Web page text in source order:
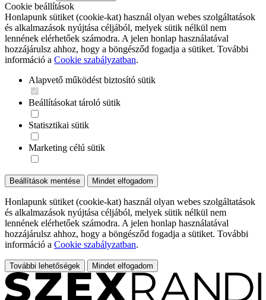
Cookie beállítások
Honlapunk sütiket (cookie-kat) használ olyan webes szolgáltatások
és alkalmazások nyújtása céljából, melyek sütik nélkül nem
lennének elérhetőek számodra. A jelen honlap használatával
hozzájárulsz ahhoz, hogy a böngésződ fogadja a sütiket. További
információ a Cookie szabályzatban.
Alapvető működést biztosító sütik
Beállításokat tároló sütik
Statisztikai sütik
Marketing célú sütik
Beállítások mentése Mindet elfogadom
Honlapunk sütiket (cookie-kat) használ olyan webes szolgáltatások
és alkalmazások nyújtása céljából, melyek sütik nélkül nem
lennének elérhetőek számodra. A jelen honlap használatával
hozzájárulsz ahhoz, hogy a böngésződ fogadja a sütiket. További
információ a Cookie szabályzatban.
További lehetőségek Mindet elfogadom